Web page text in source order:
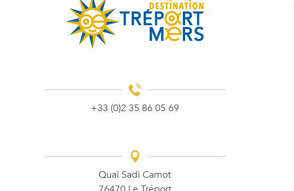
+33 (0)2 35 86 05 69
Quai Sadi Carnot